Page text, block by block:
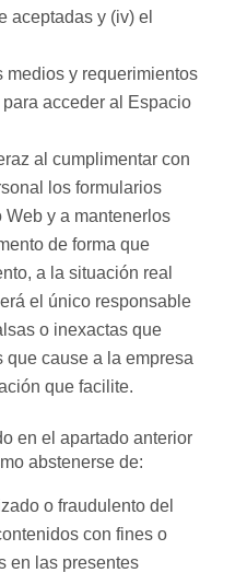
aceptadas y (iv) el
medios y requerimientos
acceder al Espacio
al cumplimentar con
los formularios
y a mantenerlos
de forma que
a la situación real
el único responsable
o inexactas que
cause a la empresa
que facilite.
en el apartado anterior
abstenerse de:
o fraudulento del
con fines o
en las presentes